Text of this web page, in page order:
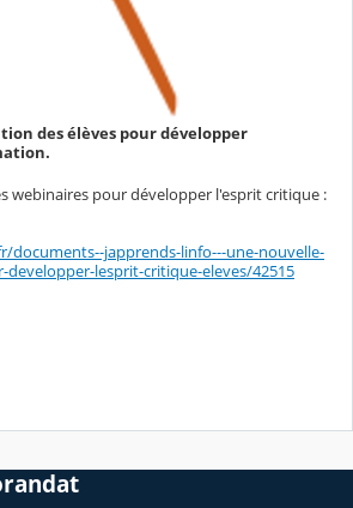
des élèves pour développer
webinaires pour développer l'esprit critique :
documents--japprends-linfo---une-nouvelle-
developper-lesprit-critique-eleves/42515